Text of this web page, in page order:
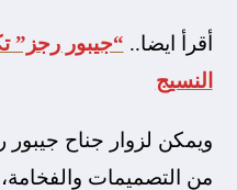
أقرأ ايضا.. “جيبور رجز”
النسيج
ويمكن لزوار جناح جيبور
من التصميمات